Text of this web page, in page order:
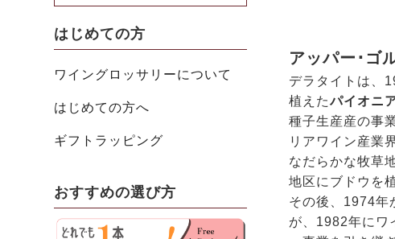
はじめての方
ワイングロッサリーについて
はじめての方へ
ギフトラッピング
おすすめの選び方
アッパー･ゴ
デラタイトは、
植えたパイオニ
種子生産産の事
リアワイン産業
なだらかな牧草
地区にブドウを
その後、1974年
が、1982年にワ